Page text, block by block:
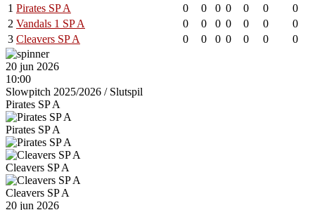
1 Pirates SP A 0 0 0 0 0 0
0
2 Vandals 1 SP A 0 0 0 0 0 0
0
3 Cleavers SP A 0 0 0 0 0 0 0
20 jun 2026
10:00
Slowpitch 2025/2026 /Slutspil
Pirates SP A
Pirates SP A
Cleavers SP A
Cleavers SP A
20 jun 2026